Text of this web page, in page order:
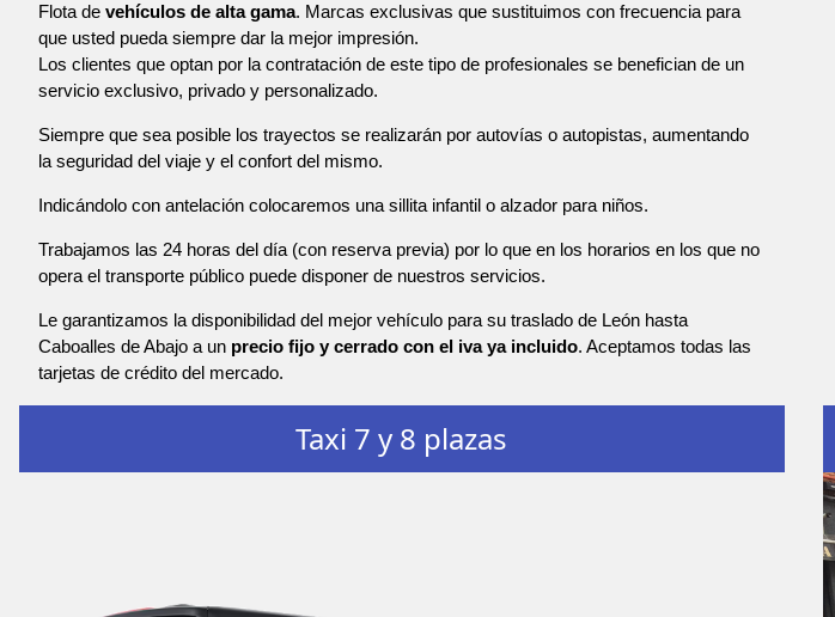
Flota de vehículos de alta gama. Marcas exclusivas que sustituimos con frecuencia para
que usted pueda siempre dar la mejor impresión.
Los clientes que optan por la contratación de este tipo de profesionales se benefician de un
servicio exclusivo, privado y personalizado.
Siempre que sea posible los trayectos se realizarán por autovías o autopistas, aumentando
la seguridad del viaje y el confort del mismo.
Indicándolo con antelación colocaremos una sillita infantil o alzador para niños.
Trabajamos las 24 horas del día (con reserva previa) por lo que en los horarios en los que no
opera el transporte público puede disponer de nuestros servicios.
Le garantizamos la disponibilidad del mejor vehículo para su traslado de León hasta
Caboalles de Abajo a un precio fijo y cerrado con el iva ya incluido. Aceptamos todas las
tarjetas de crédito del mercado.
Taxi 7 y 8 plazas